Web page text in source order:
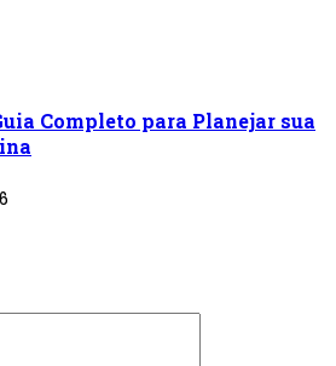
Completo para Planejar sua